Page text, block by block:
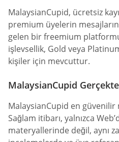
MalaysianCupid, ücretsiz
premium üyelerin
gelen bir freemium
işlevsellik, Gold veya
kişiler için mevcuttur.
MalaysianCupid
MalaysianCupid en
Sağlam itibarı, yalnızca
materyallerinde değil, aynı